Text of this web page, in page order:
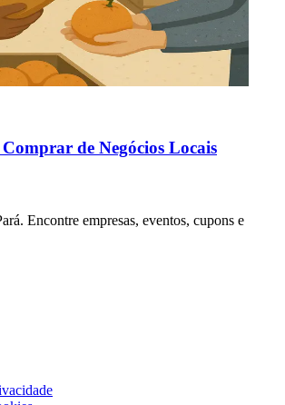
de Negócios Locais
Encontre empresas, eventos, cupons e